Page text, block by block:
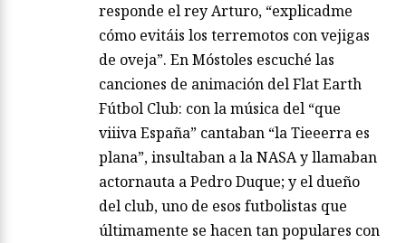
responde el rey Arturo, “explicadme
cómo evitáis los terremotos con vejigas
de oveja”. En Móstoles escuché las
canciones de animación del Flat Earth
Fútbol Club: con la música del “que
viiiva España” cantaban “la Tieeerra es
plana”, insultaban a la NASA y llamaban
actornauta a Pedro Duque; y el dueño
del club, uno de esos futbolistas que
últimamente se hacen tan populares con